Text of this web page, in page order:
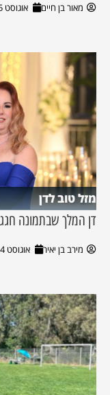
מאור בן חיים אוגוסט 5, 2026
מזל טוב לדן
דן המלך שבתמונה
מירב בן יאיר אוגוסט 4, 2026